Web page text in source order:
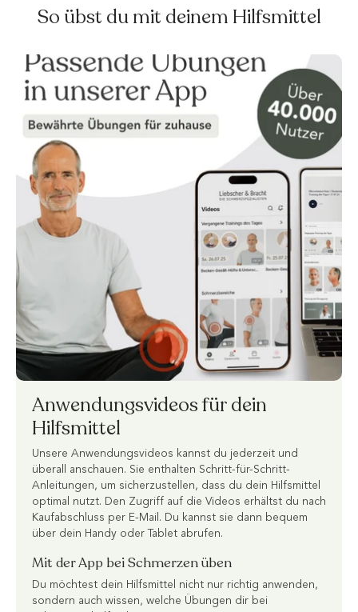
So übst du mit deinem Hilfsmittel
Anwendungsvideos für dein
Hilfsmittel
Unsere Anwendungsvideos kannst du jederzeit und
überall anschauen. Sie enthalten Schritt-für-Schritt-
Anleitungen, um sicherzustellen, dass du dein Hilfsmittel
optimal nutzt. Den Zugriff auf die Videos erhältst du nach
Kaufabschluss per E-Mail. Du kannst sie dann bequem
über dein Handy oder Tablet abrufen.
Mit der App bei Schmerzen üben
Du möchtest dein Hilfsmittel nicht nur richtig anwenden,
sondern auch wissen, welche Übungen dir bei